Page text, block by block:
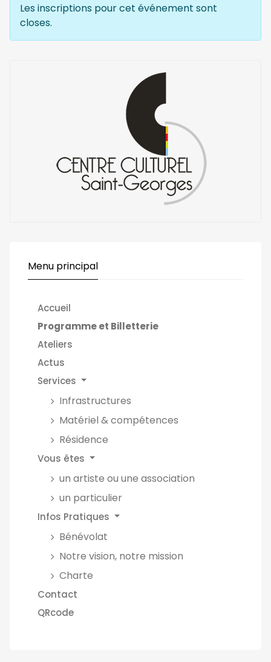
Les inscriptions pour cet événement sont
closes.
Menu principal
Accueil
Programme et Billetterie
Ateliers
Actus
Services
Infrastructures
Matériel & compétences
Résidence
Vous êtes
un artiste ou une association
un particulier
Infos Pratiques
Bénévolat
Notre vision, notre mission
Charte
Contact
QRcode